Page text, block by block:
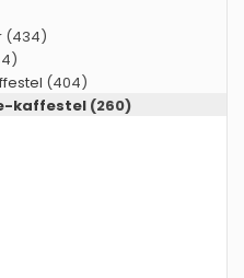
(434)
(404)
kaffestel (260)